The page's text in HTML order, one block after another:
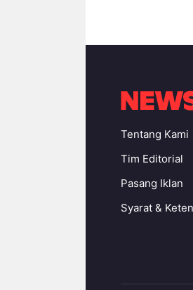
Tentang Kami
Tim Editorial
Pasang Iklan
Syarat &